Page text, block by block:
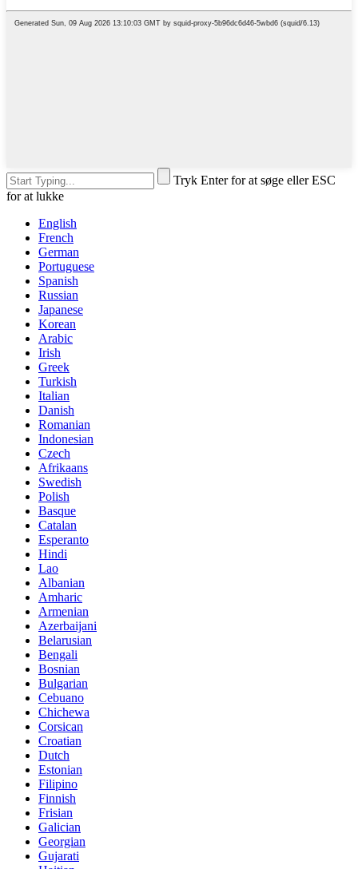
Tryk Enter for at søge eller ESC
for at lukke
English
French
German
Portuguese
Spanish
Russian
Japanese
Korean
Arabic
Irish
Greek
Turkish
Italian
Danish
Romanian
Indonesian
Czech
Afrikaans
Swedish
Polish
Basque
Catalan
Esperanto
Hindi
Lao
Albanian
Amharic
Armenian
Azerbaijani
Belarusian
Bengali
Bosnian
Bulgarian
Cebuano
Chichewa
Corsican
Croatian
Dutch
Estonian
Filipino
Finnish
Frisian
Galician
Georgian
Gujarati